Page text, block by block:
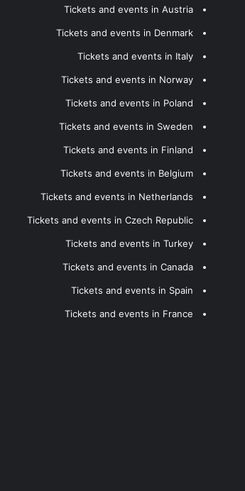
Tickets and events in Austria
Tickets and events in Denmark
Tickets and events in Italy
Tickets and events in Norway
Tickets and events in Poland
Tickets and events in Sweden
Tickets and events in Finland
Tickets and events in Belgium
Tickets and events in Netherlands
Tickets and events in Czech Republic
Tickets and events in Turkey
Tickets and events in Canada
Tickets and events in Spain
Tickets and events in France